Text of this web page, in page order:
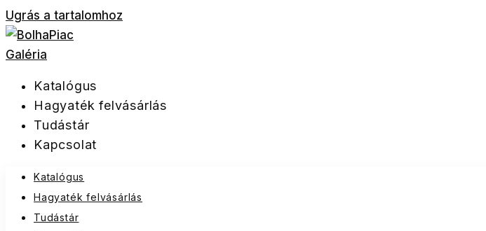
Ugrás a tartalomhoz
Katalógus
Hagyaték felvásárlás
Tudástár
Kapcsolat
Katalógus
Hagyaték felvásárlás
Tudástár